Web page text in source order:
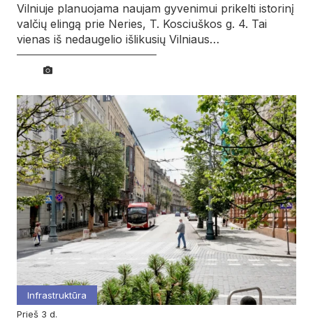
Vilniuje planuojama naujam gyvenimui prikelti istorinį
valčių elingą prie Neries, T. Kosciuškos g. 4. Tai
vienas iš nedaugelio išlikusių Vilniaus…
Infrastruktūra
prieš 3 d.